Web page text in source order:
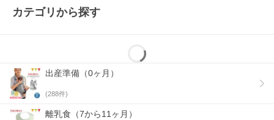
カテゴリから探す
出産準備（0ヶ月）
(288件)
離乳食（7から11ヶ月）